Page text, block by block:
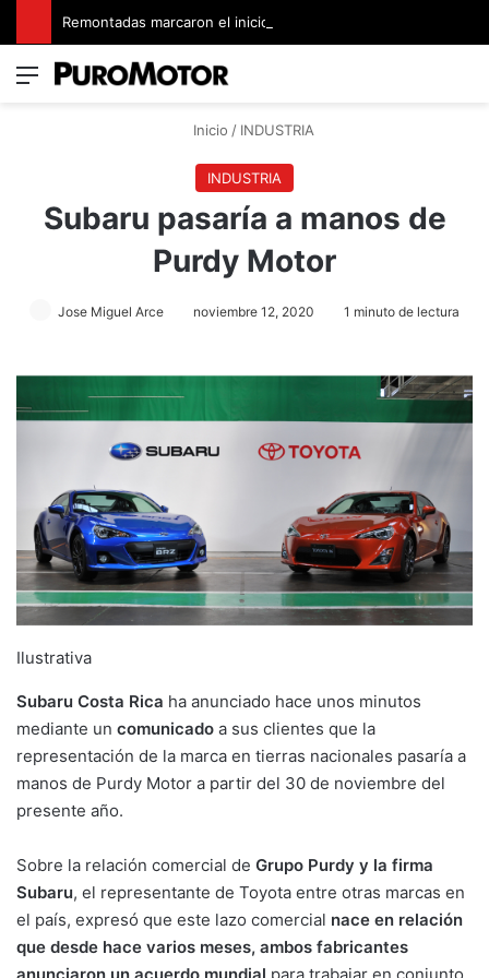
Menú
Inicio / INDUSTRIA
INDUSTRIA
Subaru pasaría a manos de
Purdy Motor
Jose Miguel Arce noviembre 12, 2020 1 minuto de lectura
Ilustrativa
Subaru Costa Rica ha anunciado hace unos minutos
mediante un comunicado a sus clientes que la
representación de la marca en tierras nacionales pasaría a
manos de Purdy Motor a partir del 30 de noviembre del
presente año.
Sobre la relación comercial de Grupo Purdy y la firma
Subaru, el representante de Toyota entre otras marcas en
el país, expresó que este lazo comercial nace en relación
que desde hace varios meses, ambos fabricantes
anunciaron un acuerdo mundial para trabajar en conjunto